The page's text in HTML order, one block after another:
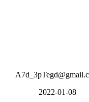
2022-01-08